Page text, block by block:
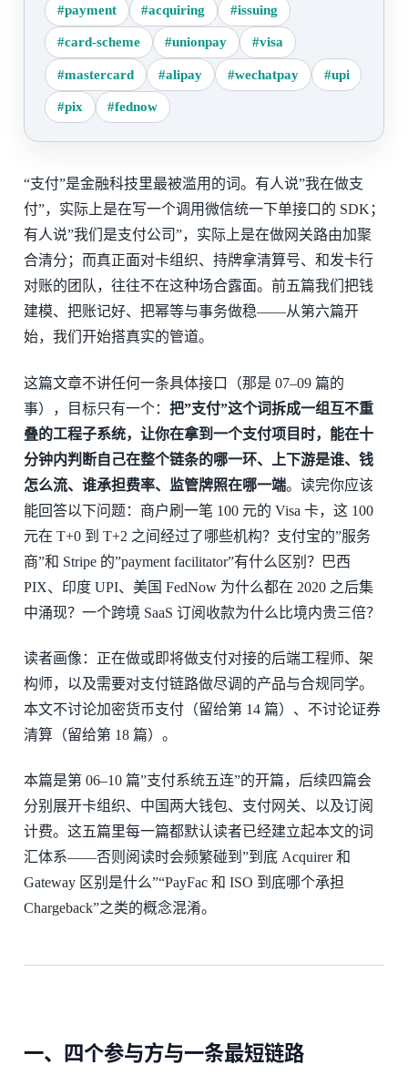
#payment #acquiring #issuing
#card-scheme #unionpay #visa
#mastercard #alipay #wechatpay #upi
#pix #fednow
“支付”是金融科技里最被滥用的词。有人说”我在做支
付”，实际上是在写一个调用微信统一下单接口的 SDK；
有人说”我们是支付公司”，实际上是在做网关路由加聚
合清分；而真正面对卡组织、持牌拿清算号、和发卡行
对账的团队，往往不在这种场合露面。前五篇我们把钱
建模、把账记好、把幂等与事务做稳——从第六篇开
始，我们开始搭真实的管道。
这篇文章不讲任何一条具体接口（那是 07–09 篇的
事），目标只有一个： 把”支付”这个词拆成一组互不重
叠的工程子系统，让你在拿到一个支付项目时，能在十
分钟内判断自己在整个链条的哪一环、上下游是谁、钱
怎么流、谁承担费率、监管牌照在哪一端。读完你应该
能回答以下问题：商户刷一笔 100 元的 Visa 卡，这 100
元在 T+0 到 T+2 之间经过了哪些机构？支付宝的”服务
商”和 Stripe 的”payment facilitator”有什么区别？巴西
PIX、印度 UPI、美国 FedNow 为什么都在 2020 之后集
中涌现？一个跨境 SaaS 订阅收款为什么比境内贵三倍？
读者画像：正在做或即将做支付对接的后端工程师、架
构师，以及需要对支付链路做尽调的产品与合规同学。
本文不讨论加密货币支付（留给第 14 篇）、不讨论证券
清算（留给第 18 篇）。
本篇是第 06–10 篇”支付系统五连”的开篇，后续四篇会
分别展开卡组织、中国两大钱包、支付网关、以及订阅
计费。这五篇里每一篇都默认读者已经建立起本文的词
汇体系——否则阅读时会频繁碰到”到底 Acquirer 和
Gateway 区别是什么”“PayFac 和 ISO 到底哪个承担
Chargeback”之类的概念混淆。
一、四个参与方与一条最短链路